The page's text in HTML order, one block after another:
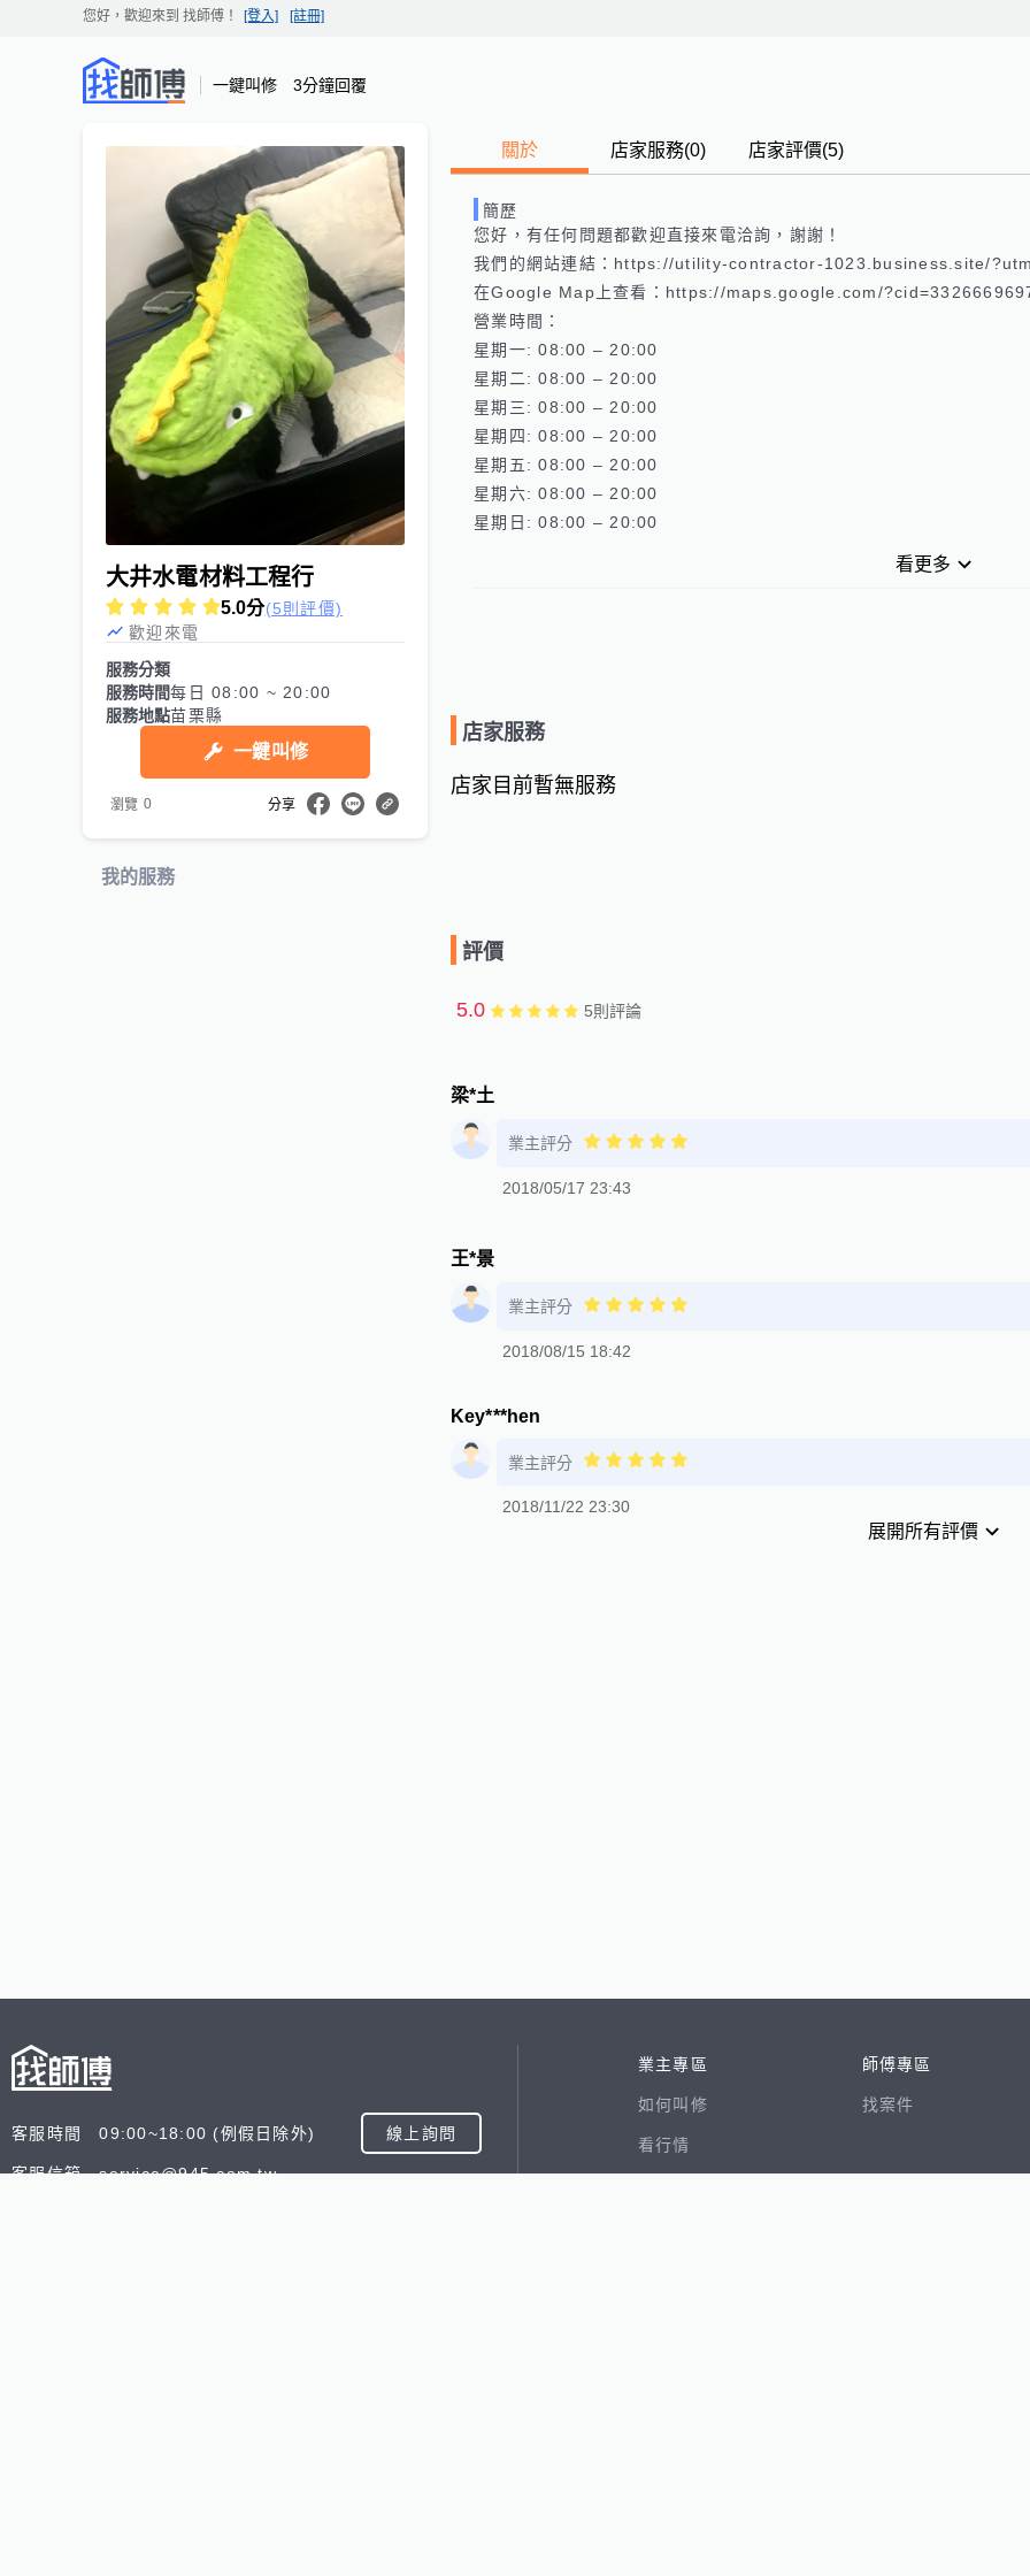
您好，歡迎來到 找師傅 ！ [登入] [註冊]
一鍵叫修 3分鐘回覆
大井水電材料工程行
5.0分(5則評價)
歡迎來電
服務分類
服務時間每日 08:00 ~ 20:00
服務地點苗栗縣
一鍵叫修
瀏覽 0 分享
我的服務
關於 店家服務(0) 店家評價(5)
簡歷
您好，有任何問題都歡迎直接來電洽詢，謝謝！
我們的網站連結：https://utility-contractor-1023.business.site/
在Google Map上查看：https://maps.google.com/
營業時間：
星期一: 08:00 – 20:00
星期二: 08:00 – 20:00
星期三: 08:00 – 20:00
星期四: 08:00 – 20:00
星期五: 08:00 – 20:00
星期六: 08:00 – 20:00
看更多
店家服務
店家目前暫無服務
評價
5.0 5則評論
梁*土
業主評分
2018/05/17 23:43
王*景
業主評分
2018/08/15 18:42
Key***hen
業主評分
2018/11/22 23:30
展開所有評價
客服時間 09:00~18:00 (例假日除外) 線上詢問
客服信箱 service@945.com.tw
業主專區
如何叫修
看行情
師傅專區
找案件